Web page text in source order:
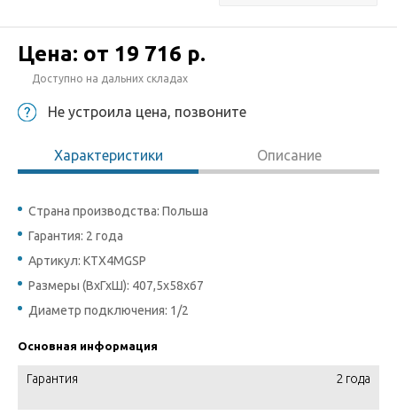
Цена: от 19 716 р.
Доступно на дальних складах
Не устроила цена, позвоните
Характеристики Описание
Страна производства: Польша
Гарантия: 2 года
Артикул: KTX4MGSP
Размеры (ВхГхШ): 407,5х58х67
Диаметр подключения: 1/2
Основная информация
Гарантия 2 года